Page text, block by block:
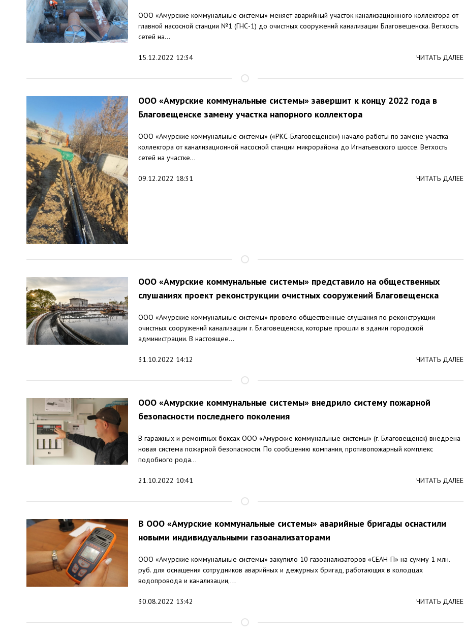
ООО «Амурские коммунальные системы» меняет аварийный участок канализационного коллектора от
главной насосной станции №1 (ГНС-1) до очистных сооружений канализации Благовещенска. Ветхость
сетей на...
15.12.2022 12:34 ЧИТАТЬ ДАЛЕЕ
ООО «Амурские коммунальные системы» завершит к концу 2022 года в
Благовещенске замену участка напорного коллектора
ООО «Амурские коммунальные системы» («РКС-Благовещенск») начало работы по замене участка
коллектора от канализационной насосной станции микрорайона до Игнатьевского шоссе. Ветхость
сетей на участке...
09.12.2022 18:31 ЧИТАТЬ ДАЛЕЕ
ООО «Амурские коммунальные системы» представило на общественных
слушаниях проект реконструкции очистных сооружений Благовещенска
ООО «Амурские коммунальные системы» провело общественные слушания по реконструкции
очистных сооружений канализации г. Благовещенска, которые прошли в здании городской
администрации. В настоящее...
31.10.2022 14:12 ЧИТАТЬ ДАЛЕЕ
ООО «Амурские коммунальные системы» внедрило систему пожарной
безопасности последнего поколения
В гаражных и ремонтных боксах ООО «Амурские коммунальные системы» (г. Благовещенск) внедрена
новая система пожарной безопасности. По сообщению компания, противопожарный комплекс
подобного рода...
21.10.2022 10:41 ЧИТАТЬ ДАЛЕЕ
В ООО «Амурские коммунальные системы» аварийные бригады оснастили
новыми индивидуальными газоанализаторами
ООО «Амурские коммунальные системы» закупило 10 газоанализаторов «СЕАН-П» на сумму 1 млн.
руб. для оснащения сотрудников аварийных и дежурных бригад, работающих в колодцах
водопровода и канализации,...
30.08.2022 13:42 ЧИТАТЬ ДАЛЕЕ